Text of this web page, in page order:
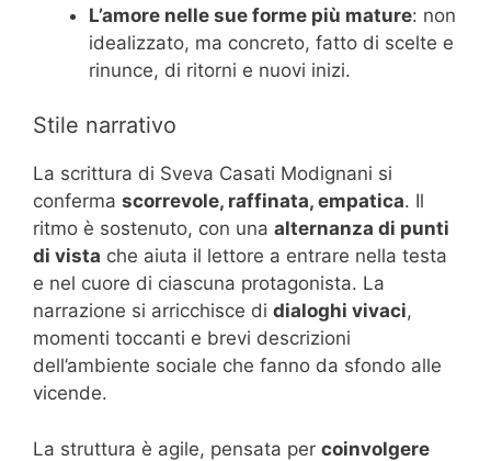
L’amore nelle sue forme più mature: non
idealizzato, ma concreto, fatto di scelte e
rinunce, di ritorni e nuovi inizi.
Stile narrativo
La scrittura di Sveva Casati Modignani si
conferma scorrevole, raffinata, empatica. Il
ritmo è sostenuto, con una alternanza di punti
di vista che aiuta il lettore a entrare nella testa
e nel cuore di ciascuna protagonista. La
narrazione si arricchisce di dialoghi vivaci,
momenti toccanti e brevi descrizioni
dell’ambiente sociale che fanno da sfondo alle
vicende.
La struttura è agile, pensata per coinvolgere